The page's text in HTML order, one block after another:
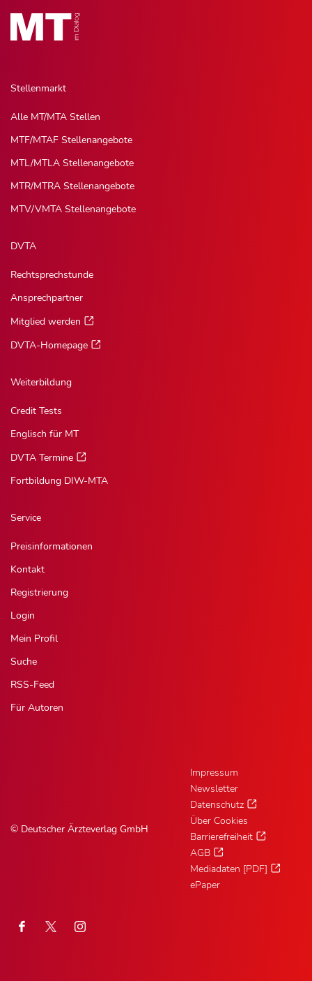
Stellenmarkt
Alle MT/MTA Stellen
MTF/MTAF Stellenangebote
MTL/MTLA Stellenangebote
MTR/MTRA Stellenangebote
MTV/VMTA Stellenangebote
DVTA
Rechtsprechstunde
Ansprechpartner
Mitglied werden
DVTA-Homepage
Weiterbildung
Credit Tests
Englisch für MT
DVTA Termine
Fortbildung DIW-MTA
Service
Preisinformationen
Kontakt
Registrierung
Login
Mein Profil
Suche
RSS-Feed
Für Autoren
© Deutscher Ärzteverlag GmbH
Impressum
Newsletter
Datenschutz
Über Cookies
Barrierefreiheit
AGB
Mediadaten [PDF]
ePaper